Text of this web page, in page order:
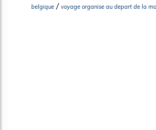
belgique / voyage organise au depart de la